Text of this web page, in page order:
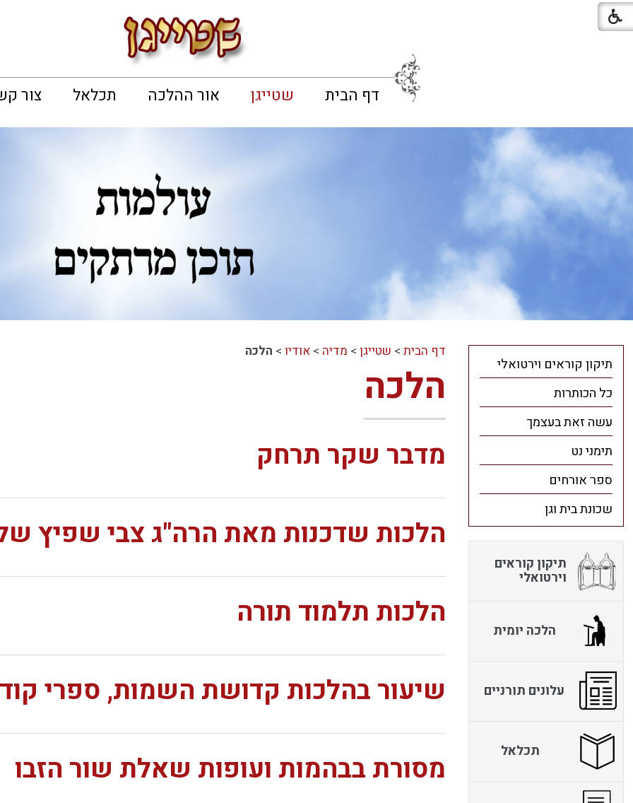
דף הבית שטייגן אור ההלכה תכלאל צור
דף הבית> שטייגן> מדיה > אודיו> הלכה
הלכה
מדבר שקר תרחק
הלכות שדכנות מאת הרה"ג צבי שפיץ
הלכות תלמוד תורה
שיעור בהלכות קדושת השמות, ספרי
מסורת בבהמות ועופות שאלת שור הזבו
תיקון קוראים וירטואלי
כל הכותרות
עשה זאת בעצמך
תימני נט
ספר אורחים
שכונת בית וגן
תיקון קוראים
וירטואלי
הלכה יומית
עלונים תורניים
תכלאל